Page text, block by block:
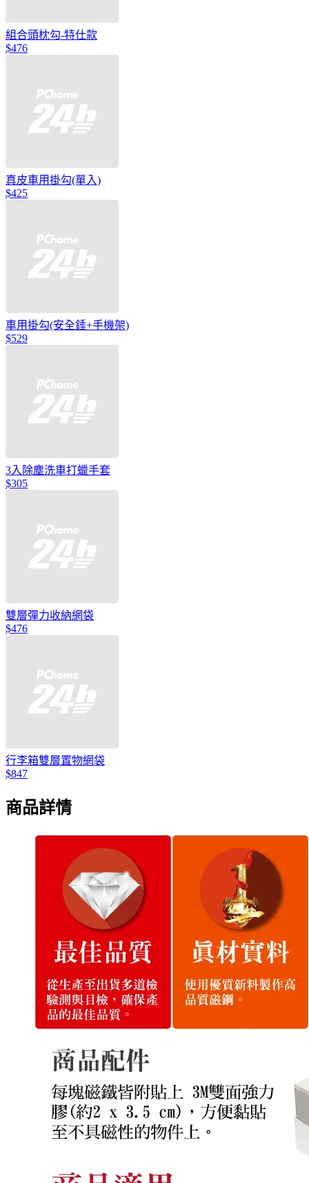
組合頭枕勾-特仕款
$476
真皮車用掛勾(單入)
$425
車用掛勾(安全錘+手機架)
$529
3入除塵洗車打蠟手套
$305
雙層彈力收納網袋
$476
行李箱雙層置物網袋
$847
商品詳情